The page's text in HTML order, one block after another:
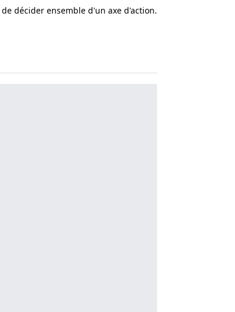
décider ensemble d'un axe d'action.